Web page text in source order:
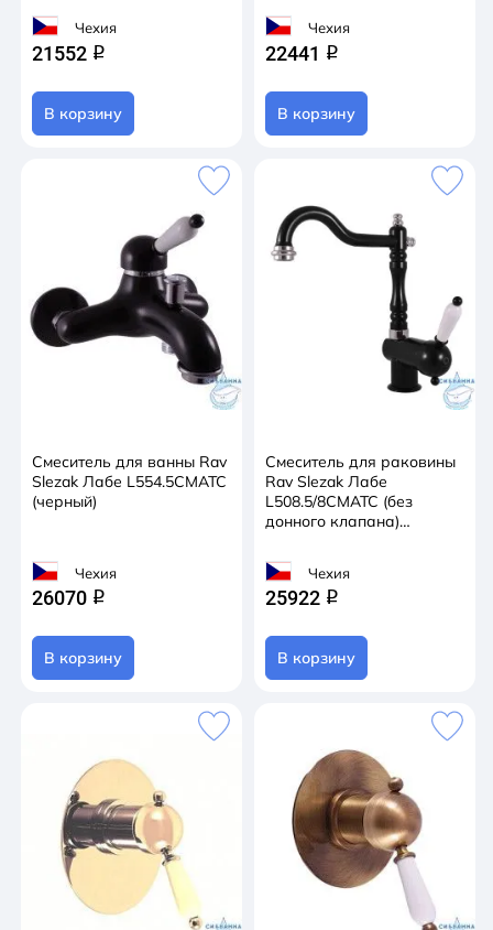
Чехия
21552 q
В корзину
Чехия
22441 q
В корзину
Смеситель для ванны Rav
Slezak Лабе L554.5CMATC
(черный)
Чехия
26070 q
В корзину
Смеситель для раковины
Rav Slezak Лабе
L508.5/8CMATC (без
донного клапана)
Чехия
25922 q
В корзину